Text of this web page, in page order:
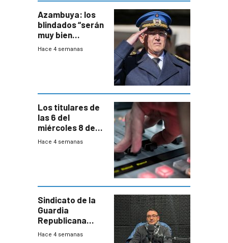
Azambuya: los
blindados “serán
muy bien
recibidos” por los
Hace 4 semanas
Los titulares de
las 6 del
miércoles 8 de
julio de 2026
Hace 4 semanas
Sindicato de la
Guardia
Republicana
denuncia
Hace 4 semanas